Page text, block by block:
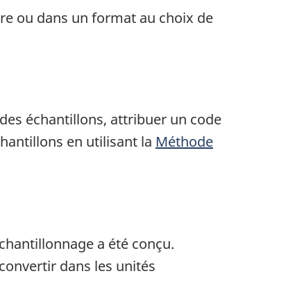
ou dans un format au choix de
échantillons, attribuer un code
en utilisant la Méthode
a été conçu.
dans les unités